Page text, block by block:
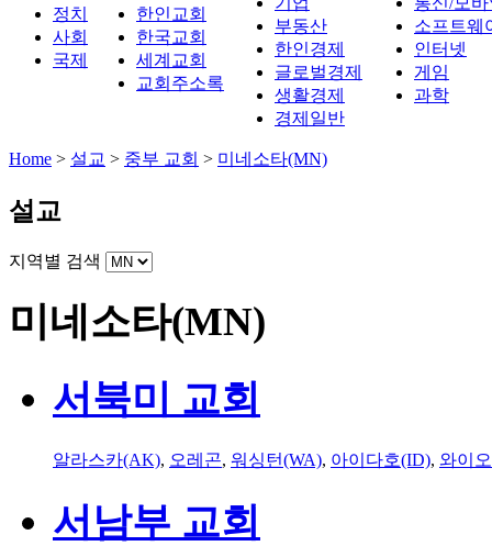
정치
사회
국제
한인교회
한국교회
세계교회
교회주소록
부동산
한인경제
글로벌경제
생활경제
경제일반
소프트웨
인터넷
게임
과학
Home > 설교 > 중부 교회 > 미네소타(MN)
설교
지역별 검색
미네소타(MN)
서북미 교회
알라스카(AK), 오레곤, 워싱턴(WA), 아이다호(ID), 와이
서남부 교회